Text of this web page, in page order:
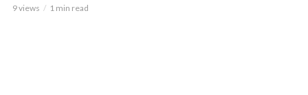
9 views 1 min read